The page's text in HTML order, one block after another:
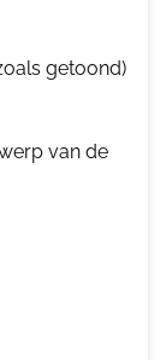
getoond)
van de